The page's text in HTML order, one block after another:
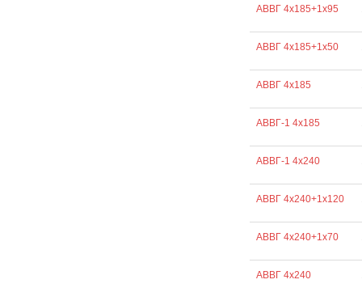
АВВГ 4х185+1х95
АВВГ 4х185+1х50
АВВГ 4х185
АВВГ-1 4х185
АВВГ-1 4х240
АВВГ 4х240+1х120
АВВГ 4х240+1х70
АВВГ 4х240